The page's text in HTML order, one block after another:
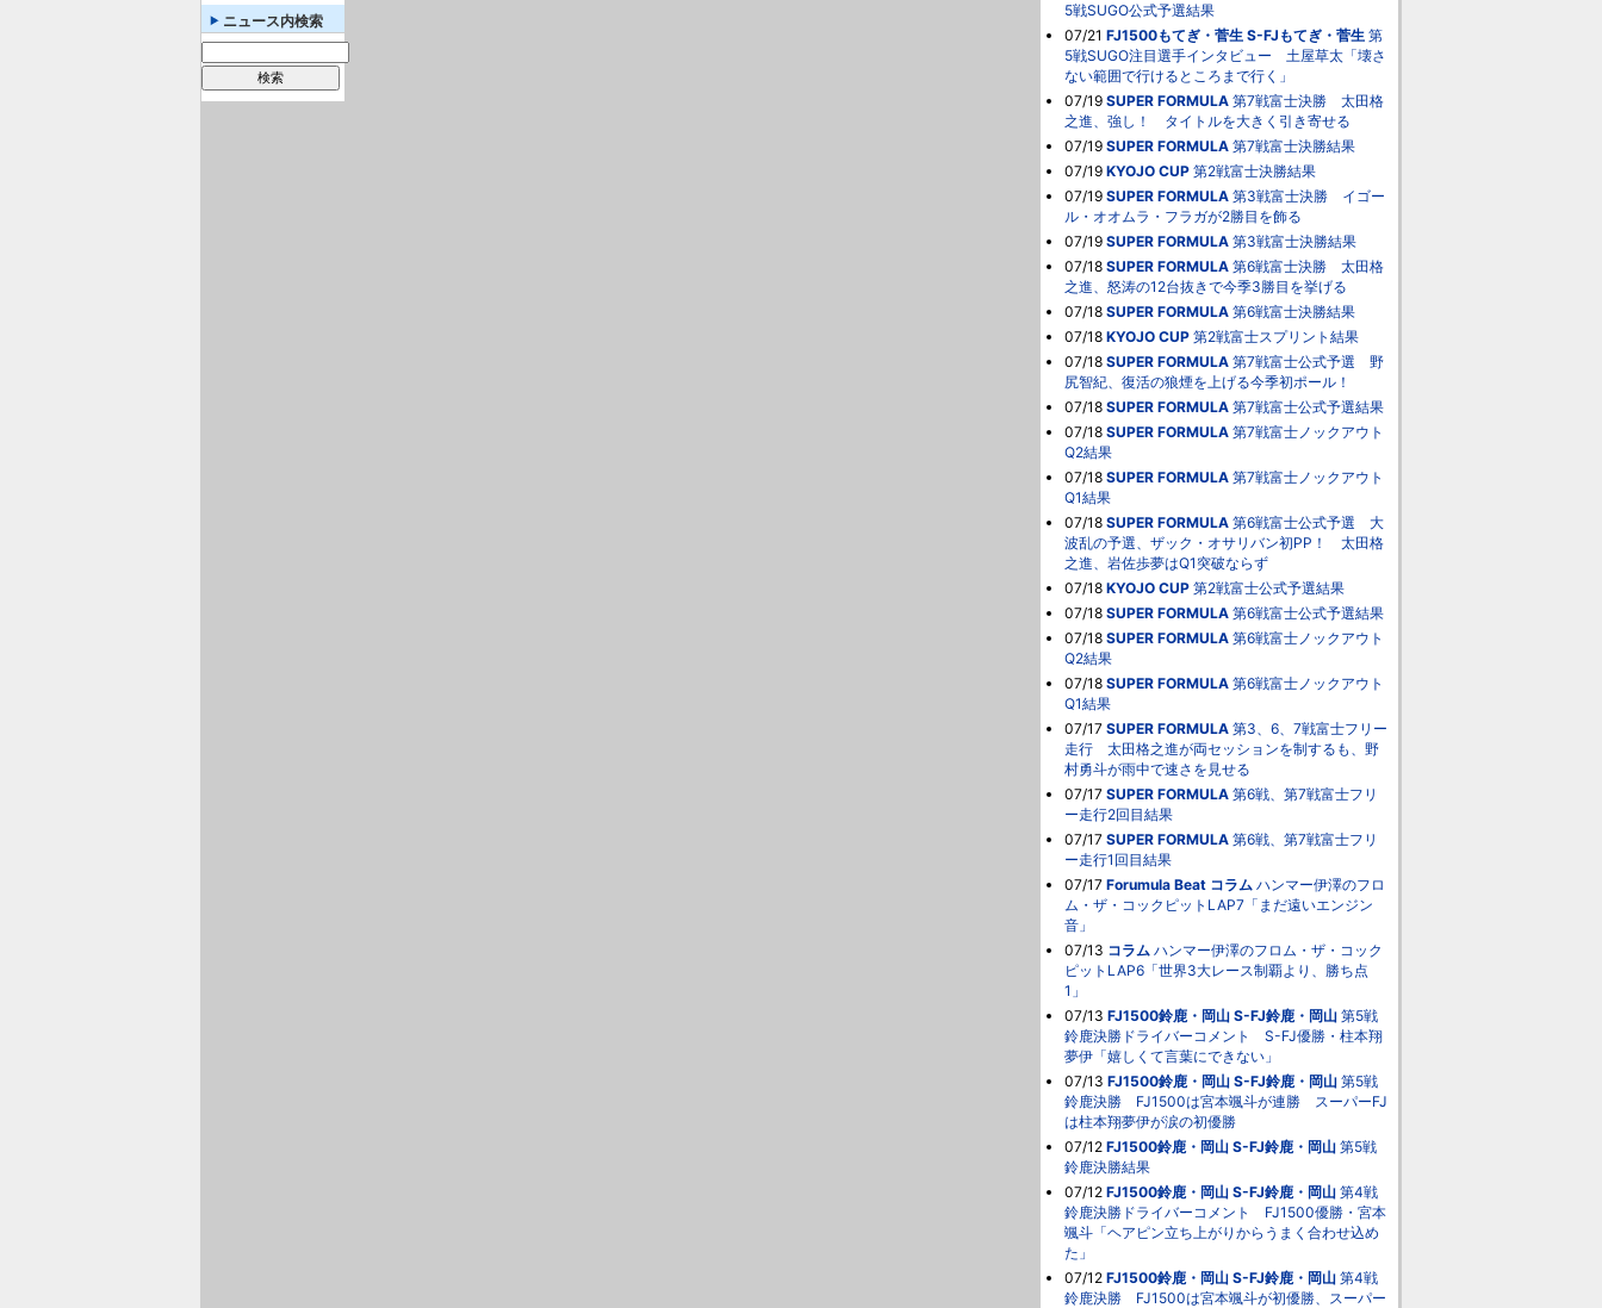
ニュース内検索
5戦SUGO公式予選結果
07/21 FJ1500もてぎ・菅生 S-FJもてぎ・菅生 第
5戦SUGO注目選手インタビュー 土屋草太「壊さ
ない範囲で行けるところまで行く」
07/19 SUPER FORMULA 第7戦富士決勝 太田格
之進、強し！ タイトルを大きく引き寄せる
07/19 SUPER FORMULA 第7戦富士決勝結果
07/19 KYOJO CUP 第2戦富士決勝結果
07/19 SUPER FORMULA 第3戦富士決勝 イゴー
ル・オオムラ・フラガが2勝目を飾る
07/19 SUPER FORMULA 第3戦富士決勝結果
07/18 SUPER FORMULA 第6戦富士決勝 太田格
之進、怒涛の12台抜きで今季3勝目を挙げる
07/18 SUPER FORMULA 第6戦富士決勝結果
07/18 KYOJO CUP 第2戦富士スプリント結果
07/18 SUPER FORMULA 第7戦富士公式予選 野
尻智紀、復活の狼煙を上げる今季初ポール！
07/18 SUPER FORMULA 第7戦富士公式予選結果
07/18 SUPER FORMULA 第7戦富士ノックアウト
Q2結果
07/18 SUPER FORMULA 第7戦富士ノックアウト
Q1結果
07/18 SUPER FORMULA 第6戦富士公式予選 大
波乱の予選、ザック・オサリバン初PP！ 太田格
之進、岩佐歩夢はQ1突破ならず
07/18 KYOJO CUP 第2戦富士公式予選結果
07/18 SUPER FORMULA 第6戦富士公式予選結果
07/18 SUPER FORMULA 第6戦富士ノックアウト
Q2結果
07/18 SUPER FORMULA 第6戦富士ノックアウト
Q1結果
07/17 SUPER FORMULA 第3、6、7戦富士フリー
走行 太田格之進が両セッションを制するも、野
村勇斗が雨中で速さを見せる
07/17 SUPER FORMULA 第6戦、第7戦富士フリ
ー走行2回目結果
07/17 SUPER FORMULA 第6戦、第7戦富士フリ
ー走行1回目結果
07/17 Forumula Beat コラム ハンマー伊澤のフロ
ム・ザ・コックピットLAP7「まだ遠いエンジン
音」
07/13 コラム ハンマー伊澤のフロム・ザ・コック
ピットLAP6「世界3大レース制覇より、勝ち点
1」
07/13 FJ1500鈴鹿・岡山 S-FJ鈴鹿・岡山 第5戦
鈴鹿決勝ドライバーコメント S-FJ優勝・柱本翔
夢伊「嬉しくて言葉にできない」
07/13 FJ1500鈴鹿・岡山 S-FJ鈴鹿・岡山 第5戦
鈴鹿決勝 FJ1500は宮本颯斗が連勝 スーパーFJ
は柱本翔夢伊が涙の初優勝
07/12 FJ1500鈴鹿・岡山 S-FJ鈴鹿・岡山 第5戦
鈴鹿決勝結果
07/12 FJ1500鈴鹿・岡山 S-FJ鈴鹿・岡山 第4戦
鈴鹿決勝ドライバーコメント FJ1500優勝・宮本
颯斗「ヘアピン立ち上がりからうまく合わせ込め
た」
07/12 FJ1500鈴鹿・岡山 S-FJ鈴鹿・岡山 第4戦
鈴鹿決勝 FJ1500は宮本颯斗が初優勝、スーパー